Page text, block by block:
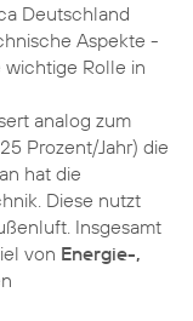
Deutschland
Aspekte -
Rolle in
analog zum
Prozent/Jahr) die
hat die
Diese nutzt
Insgesamt
von Energie-,